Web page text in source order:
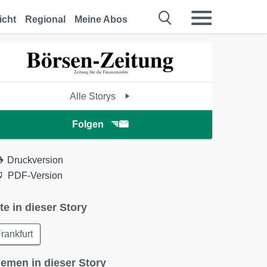
Regional Meine Abos
Alle Storys
Folgen
Druckversion
PDF-Version
in dieser Story
in dieser Story